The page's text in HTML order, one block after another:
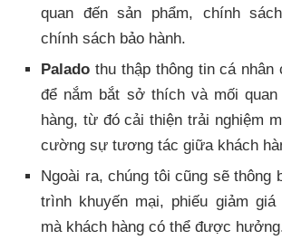
quan đến sản phẩm, chính
chính sách bảo hành.
Palado thu thập thông tin cá nhân
để nắm bắt sở thích và mối
hàng, từ đó cải thiện trải nghiệm
cường sự tương tác giữa khách
Ngoài ra, chúng tôi cũng sẽ thông
trình khuyến mại, phiếu giảm
mà khách hàng có thể được